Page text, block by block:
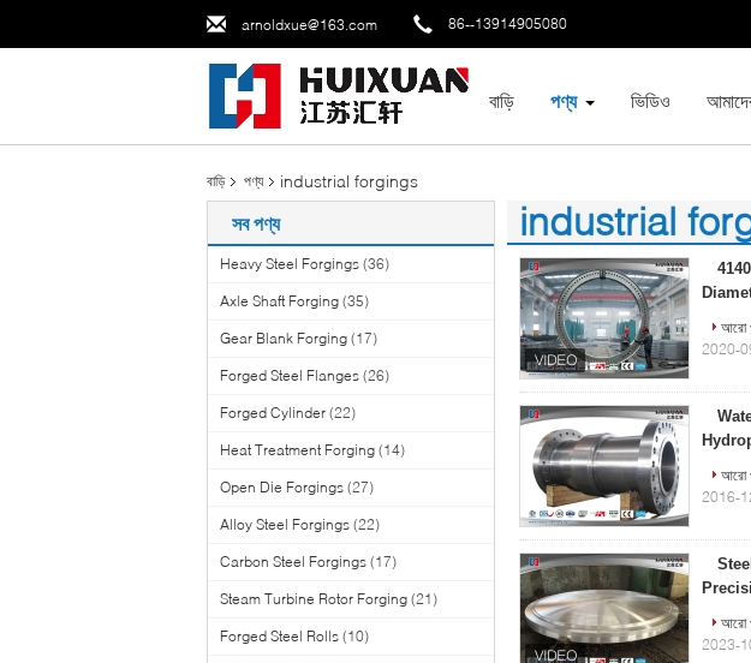
arnoldxue@163.com 86--13914905080
বাড়ি পণ্য ভিডিও
বাড়ি পণ্য industrial forgings
সব পণ্য
Heavy Steel Forgings (36)
Axle Shaft Forging (35)
Gear Blank Forging (17)
Forged Steel Flanges (26)
Forged Cylinder (22)
Heat Treatment Forging (14)
Open Die Forgings (27)
Alloy Steel Forgings (22)
Carbon Steel Forgings (17)
Steam Turbine Rotor Forging (21)
Forged Steel Rolls (10)
industrial
(100)
আরো
2020-
আরো
2016-
আরো
2023-